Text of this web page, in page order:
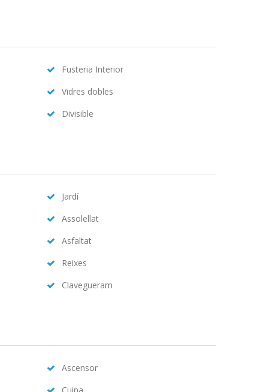
Fusteria Interior
Vidres dobles
Divisible
Jardí
Assolellat
Asfaltat
Reixes
Clavegueram
Ascensor